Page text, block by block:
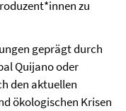
zu
geprägt durch
Quijano oder
den aktuellen
ökologischen Krisen